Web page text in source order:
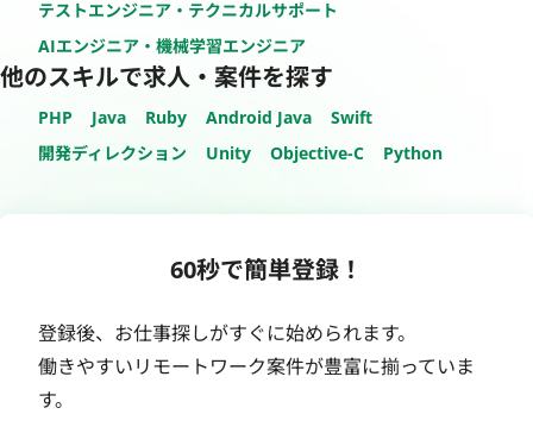
テストエンジニア・テクニカルサポート
AIエンジニア・機械学習エンジニア
他のスキルで求人・案件を探す
PHP Java Ruby Android Java
Swift
開発ディレクション
Unity Objective-C Python
60秒で簡単登録！
登録後、お仕事探しがすぐに始められます。
働きやすいリモートワーク案件が豊富に揃っていま
す。